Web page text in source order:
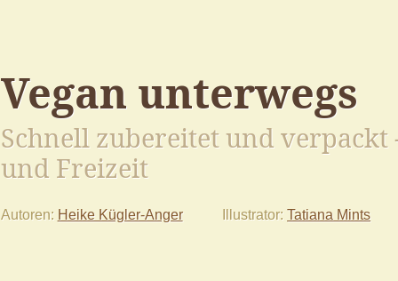
Vegan unterwegs
Schnell zubereitet und verpackt
und Freizeit
Autoren Heike Kügler-Anger Illustrator Tatiana Mints